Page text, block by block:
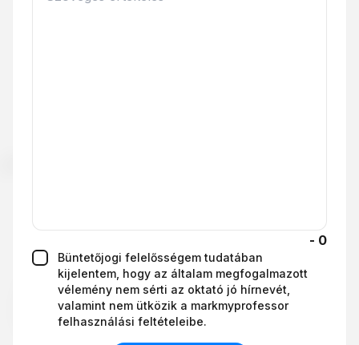
- 0
büntetőjogi felelősségem tudatában
kijelentem, hogy az általam megfogalmazott
vélemény nem sérti az oktató jó hírnevét,
valamint nem ütközik a markmyprofessor
felhasználási feltételeibe.